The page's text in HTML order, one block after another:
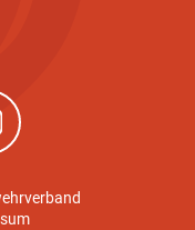
Fenster)